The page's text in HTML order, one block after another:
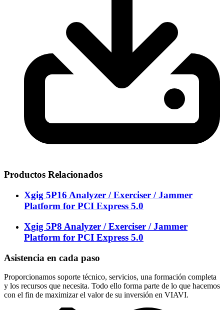
Productos Relacionados
Xgig 5P16 Analyzer / Exerciser / Jammer
Platform for PCI Express 5.0
Xgig 5P8 Analyzer / Exerciser / Jammer
Platform for PCI Express 5.0
Asistencia en cada paso
Proporcionamos soporte técnico, servicios, una formación completa
y los recursos que necesita. Todo ello forma parte de lo que hacemos
con el fin de maximizar el valor de su inversión en VIAVI.